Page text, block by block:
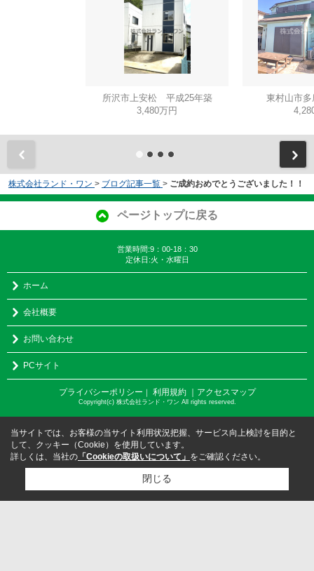
所沢市上安松 平成25年築
3,480万円
東村山市
株式会社ランド・ワン > ブログ記事一覧 > ご成約おめでとうございました！！
ページトップに戻る
営業時間:9：00-18：30
定休日:火・水曜日
ホーム
会社概要
お問い合わせ
PCサイト
プライバシーポリシー 利用規約 ｜アクセスマップ
Copyright(c) 株式会社ランド・ワン All rights reserved.
当サイトでは、お客様の当サイト利用状況把握、サービス向上検討を目的と
して、クッキー（Cookie）を使用しています。
詳しくは、当社の 「Cookieの取扱いについて」 をご確認ください。
閉じる